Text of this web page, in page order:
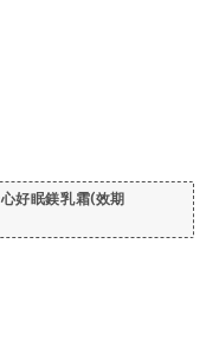
好眠鎂乳霜(效期